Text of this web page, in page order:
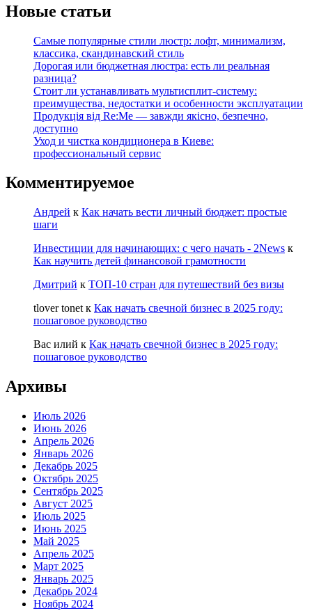
Новые статьи
Самые популярные стили люстр: лофт, минимализм,
классика, скандинавский стиль
Дорогая или бюджетная люстра: есть ли реальная
разница?
Стоит ли устанавливать мультисплит-систему:
преимущества, недостатки и особенности эксплуатации
Продукція від Re:Me — завжди якісно, безпечно,
доступно
Уход и чистка кондиционера в Киеве:
профессиональный сервис
Комментируемое
Андрей к Как начать вести личный бюджет: простые
шаги
Инвестиции для начинающих: с чего начать - 2News к
Как научить детей финансовой грамотности
Дмитрий к ТОП-10 стран для путешествий без визы
tlover tonet к Как начать свечной бизнес в 2025 году:
пошаговое руководство
Вас илий к Как начать свечной бизнес в 2025 году:
пошаговое руководство
Архивы
Июль 2026
Июнь 2026
Апрель 2026
Январь 2026
Декабрь 2025
Октябрь 2025
Сентябрь 2025
Август 2025
Июль 2025
Июнь 2025
Май 2025
Апрель 2025
Март 2025
Январь 2025
Декабрь 2024
Ноябрь 2024